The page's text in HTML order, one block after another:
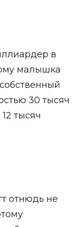
в
малышка
30 тысяч
тысяч
отнюдь не